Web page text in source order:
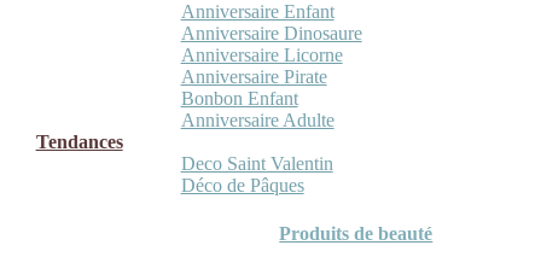
Anniversaire Enfant
Anniversaire Dinosaure
Anniversaire Licorne
Anniversaire Pirate
Bonbon Enfant
Anniversaire Adulte
Tendances
Deco Saint Valentin
Déco de Pâques
Produits de beauté